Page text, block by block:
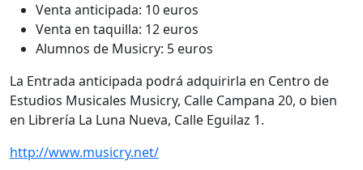
Venta anticipada: 10 euros
Venta en taquilla: 12 euros
Alumnos de Musicry: 5 euros
La Entrada anticipada podrá adquirirla en Centro de
Estudios Musicales Musicry, Calle Campana 20, o bien
en Librería La Luna Nueva, Calle Eguilaz 1.
http://www.musicry.net/